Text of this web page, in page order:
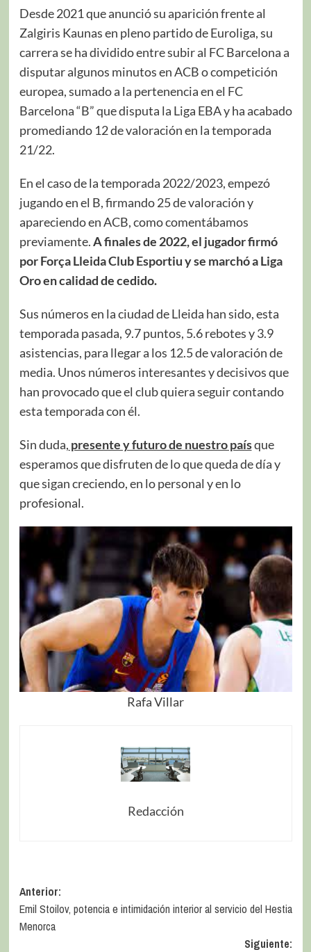
Desde 2021 que anunció su aparición frente al
Zalgiris Kaunas en pleno partido de Euroliga, su
carrera se ha dividido entre subir al FC Barcelona a
disputar algunos minutos en ACB o competición
europea, sumado a la pertenencia en el FC
Barcelona “B” que disputa la Liga EBA y ha acabado
promediando 12 de valoración en la temporada
21/22.
En el caso de la temporada 2022/2023, empezó
jugando en el B, firmando 25 de valoración y
apareciendo en ACB, como comentábamos
previamente.A finales de 2022, el jugador firmó
por Força Lleida Club Esportiu y se marchó a Liga
Oro en calidad de cedido.
Sus números en la ciudad de Lleida han sido, esta
temporada pasada, 9.7 puntos, 5.6 rebotes y 3.9
asistencias, para llegar a los 12.5 de valoración de
media. Unos números interesantes y decisivos que
han provocado que el club quiera seguir contando
esta temporada con él.
Sin duda, presente y futuro de nuestro paísque
esperamos que disfruten de lo que queda de día y
que sigan creciendo, en lo personal y en lo
profesional.
Rafa Villar
Redacción
Anterior:
Emil Stoilov, potencia e intimidación interior al servicio del Hestia
Menorca
Siguiente: